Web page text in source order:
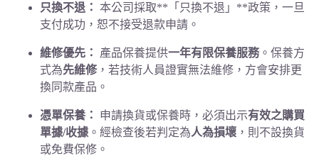
只換不退： 本公司採取**「只換不退」**政策，一旦
支付成功，恕不接受退款申請。
維修優先： 產品保養提供一年有限保養服務 。保養方
式為先維修，若技術人員證實無法維修，方會安排更
換同款產品。
憑單保養： 申請換貨或保養時，必須出示有效之購買
單據/收據 。經檢查後若判定為人為損壞 ，則不設換貨
或免費保修。